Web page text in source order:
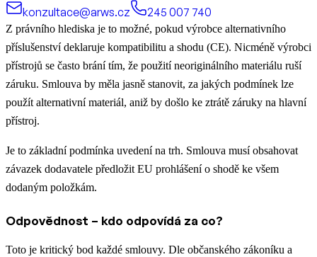
konzultace@arws.cz
245 007 740
Z právního hlediska je to možné, pokud výrobce alternativního
příslušenství deklaruje kompatibilitu a shodu (CE). Nicméně výrobci
přístrojů se často brání tím, že použití neoriginálního materiálu ruší
záruku. Smlouva by měla jasně stanovit, za jakých podmínek lze
použít alternativní materiál, aniž by došlo ke ztrátě záruky na hlavní
přístroj.
Je to základní podmínka uvedení na trh. Smlouva musí obsahovat
závazek dodavatele předložit EU prohlášení o shodě ke všem
dodaným položkám.
Odpovědnost – kdo odpovídá za co?
Toto je kritický bod každé smlouvy. Dle občanského zákoníku a